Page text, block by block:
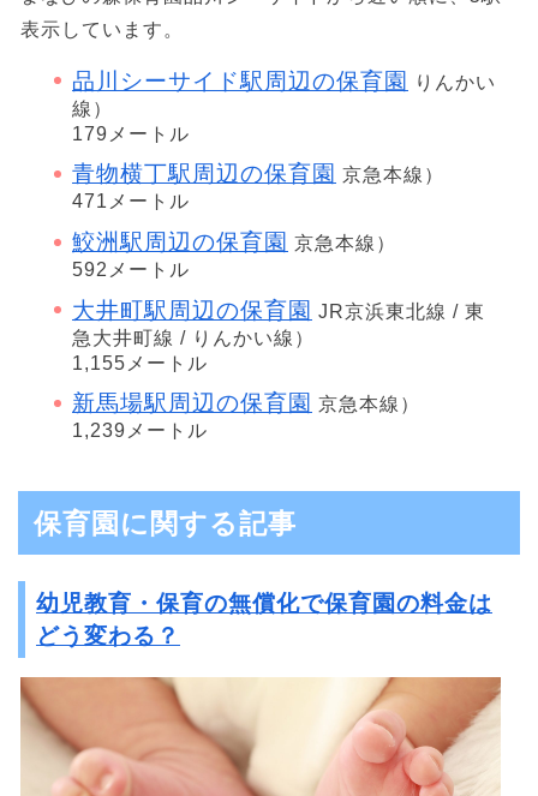
表示しています。
品川シーサイド駅周辺の保育園
りんかい
線）
179メートル
青物横丁駅周辺の保育園 京急本線）
471メートル
鮫洲駅周辺の保育園 京急本線）
592メートル
大井町駅周辺の保育園 JR京浜東北線 / 東
急大井町線 / りんかい線）
1,155メートル
新馬場駅周辺の保育園 京急本線）
1,239メートル
保育園に関する記事
幼児教育・保育の無償化で保育園の料金は
どう変わる？